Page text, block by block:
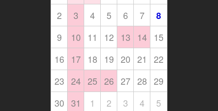
2
3 4 5 6 7
8
9
10 11 12 13 14
15
16
17 18 19 20 21
22
23 24 25 26 27 28 29
30 31 1 2 3 4 5